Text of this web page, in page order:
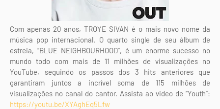
Com apenas 20 anos, TROYE SIVAN é o mais novo nome da
música pop internacional. O quarto single de seu álbum de
estreia, “BLUE NEIGHBOURHOOD”, é um enorme sucesso no
mundo todo com mais de 11 milhões de visualizações no
YouTube, seguindo os passos dos 3 hits anteriores que
garantiram juntos a incrível soma de 115 milhões de
visualizações no canal do cantor. Assista ao video de “Youth”:
https://youtu.be/XYAghEq5Lfw